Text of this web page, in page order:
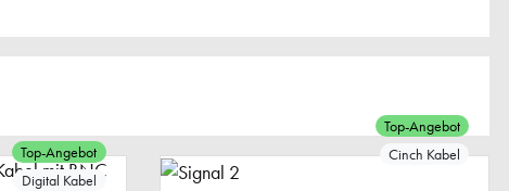
Top-Angebot
Digital Kabel
Top-Angebot
Cinch Kabel